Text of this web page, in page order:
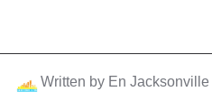
Written by En Jacksonville